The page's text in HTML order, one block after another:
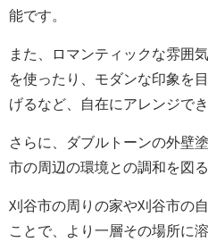
能です。
また、ロマンティックな雰囲
を使ったり、モダンな印象を
げるなど、自在にアレンジでき
さらに、ダブルトーンの外壁
市の周辺の環境との調和を図
刈谷市の周りの家や刈谷市の
ことで、より一層その場所に